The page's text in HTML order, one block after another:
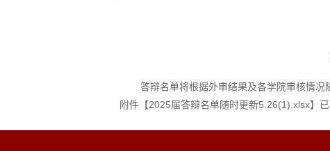
答辩名单将根据外审结果及各学院审核情况
附件【2025届答辩名单随时更新5.26(1).xlsx】